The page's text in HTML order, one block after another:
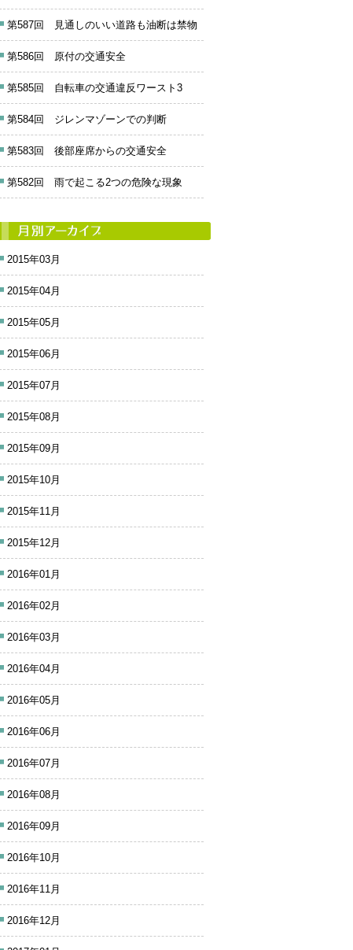
第587回 見通しのいい道路も油断は禁物
第586回 原付の交通安全
第585回 自転車の交通違反ワースト3
第584回 ジレンマゾーンでの判断
第583回 後部座席からの交通安全
第582回 雨で起こる2つの危険な現象
2015年03月
2015年04月
2015年05月
2015年06月
2015年07月
2015年08月
2015年09月
2015年10月
2015年11月
2015年12月
2016年01月
2016年02月
2016年03月
2016年04月
2016年05月
2016年06月
2016年07月
2016年08月
2016年09月
2016年10月
2016年11月
2016年12月